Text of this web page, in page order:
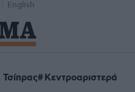
English
Κεντροαριστερά